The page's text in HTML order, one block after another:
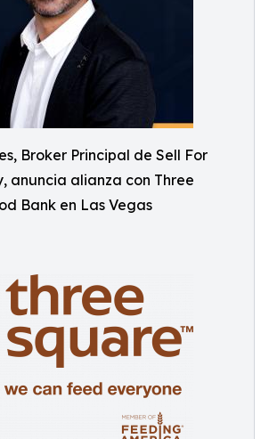
Broker Principal de Sell For
anuncia alianza con Three
Bank en Las Vegas